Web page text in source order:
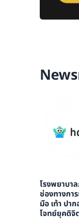
โรงพยาบา
ช่องทางกา
มือ เท้า ปา
โจทย์ยุคดิจิ